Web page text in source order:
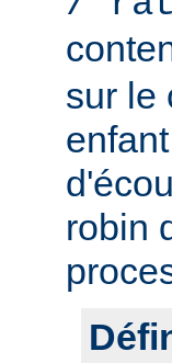
sur le
robin